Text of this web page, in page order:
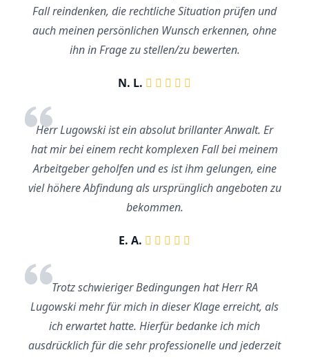
Fall reindenken, die rechtliche Situation prüfen und
auch meinen persönlichen Wunsch erkennen, ohne
ihn in Frage zu stellen/zu bewerten.
N. L.
Herr Lugowski ist ein absolut brillanter Anwalt. Er
hat mir bei einem recht komplexen Fall bei meinem
Arbeitgeber geholfen und es ist ihm gelungen, eine
viel höhere Abfindung als ursprünglich angeboten zu
bekommen.
E. A.
Trotz schwieriger Bedingungen hat Herr RA
Lugowski mehr für mich in dieser Klage erreicht, als
ich erwartet hatte. Hierfür bedanke ich mich
ausdrücklich für die sehr professionelle und jederzeit